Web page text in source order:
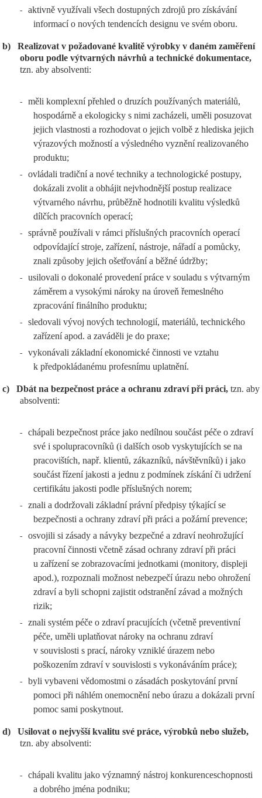
-
aktivně využívali všech dostupných zdrojů pro získávání
informací o nových tendencích designu ve svém oboru.
b)
Realizovat v požadované kvalitě výrobky v daném zaměření
oboru podle výtvarných návrhů a technické dokumentace,
tzn. aby absolventi:
-
měli komplexní přehled o druzích používaných materiálů,
hospodárně a ekologicky s nimi zacházeli, uměli posuzovat
jejich vlastnosti a rozhodovat o jejich volbě z hlediska jejich
výrazových možností a výsledného vyznění realizovaného
produktu;
-
ovládali tradiční a nové techniky a technologické postupy,
dokázali zvolit a obhájit nejvhodnější postup realizace
výtvarného návrhu, průběžně hodnotili kvalitu výsledků
dílčích pracovních operací;
-
správně používali v rámci příslušných pracovních operací
odpovídající stroje, zařízení, nástroje, nářadí a pomůcky,
znali způsoby jejich ošetřování a běžné údržby;
-
usilovali o dokonalé provedení práce v souladu s výtvarným
záměrem a vysokými nároky na úroveň řemeslného
zpracování finálního produktu;
-
sledovali vývoj nových technologií, materiálů, technického
zařízení apod. a zaváděli je do praxe;
-
vykonávali základní ekonomické činnosti ve vztahu
k předpokládanému profesnímu uplatnění.
c) Dbát na bezpečnost práce a ochranu zdraví při práci, tzn. aby
absolventi:
-
chápali bezpečnost práce jako nedílnou součást péče o zdraví
své i spolupracovníků (i dalších osob vyskytujících se na
pracovištích, např. klientů, zákazníků, návštěvníků) i jako
součást řízení jakosti a jednu z podmínek získání či udržení
certifikátu jakosti podle příslušných norem;
-
znali a dodržovali základní právní předpisy týkající se
bezpečnosti a ochrany zdraví při práci a požární prevence;
-
osvojili si zásady a návyky bezpečné a zdraví neohrožující
pracovní činnosti včetně zásad ochrany zdraví při práci
u zařízení se zobrazovacími jednotkami (monitory, displeji
apod.), rozpoznali možnost nebezpečí úrazu nebo ohrožení
zdraví a byli schopni zajistit odstranění závad a možných
rizik;
-
znali systém péče o zdraví pracujících (včetně preventivní
péče, uměli uplatňovat nároky na ochranu zdraví
v souvislosti s prací, nároky vzniklé úrazem nebo
poškozením zdraví v souvislosti s vykonáváním práce);
-
byli vybaveni vědomostmi o zásadách poskytování první
pomoci při náhlém onemocnění nebo úrazu a dokázali první
pomoc sami poskytnout.
d)
Usilovat o nejvyšší kvalitu své práce, výrobků nebo služeb,
tzn. aby absolventi:
-
chápali kvalitu jako významný nástroj konkurenceschopnosti
a dobrého jména podniku;